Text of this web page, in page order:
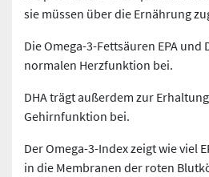
sie müssen über die Ernährung
Die Omega-3-Fettsäuren EPA und
normalen Herzfunktion bei.
DHA trägt außerdem zur
Gehirnfunktion bei.
Der Omega-3-Index zeigt wie viel
in die Membranen der roten